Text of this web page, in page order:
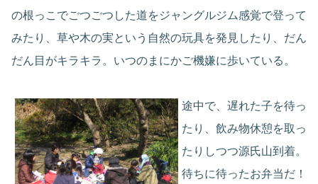
の根っこでごつごつした道をジャングルジム感覚で登って
みたり、草や木の実という自然の玩具を発見したり、だん
だん目がキラキラ。いつのまにかご機嫌に歩いている。
途中で、遅れた子を待っ
たり、飲み物休憩を取っ
たりしつつ源氏山到着。
待ちに待ったお弁当だ！